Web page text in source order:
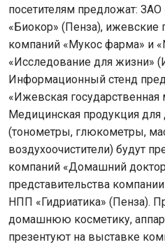
посетителям предложат:
«Биокор» (Пенза), ижевские
компаний «Мукос фарма» и
«Исследование для жизни»
Информационный стенд
«Ижевская
Медицинская продукция
(тонометры, глюкометры,
воздухоочистители) будут
компаний «Домашний
представительства
НПП «Гидриатика» (Пенза).
домашнюю косметику,
презентуют на выставке